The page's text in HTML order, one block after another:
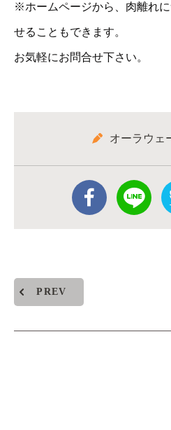
※ホームページから、肉離れ
せることもできます。
お気軽にお問合せ下さい。
オーラウェ
PREV